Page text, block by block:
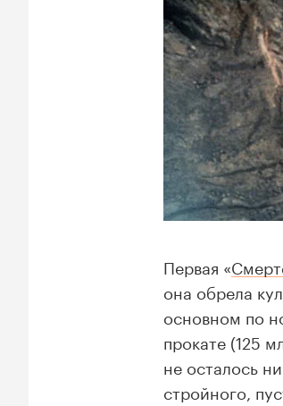
Первая «
она обрела
основном по
прокате (125
не осталось
стройного,